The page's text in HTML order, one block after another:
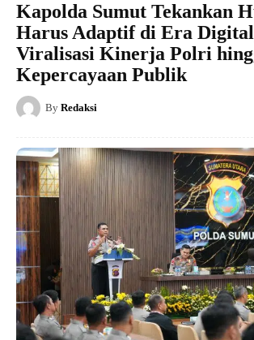
Kapolda Sumut Tekankan
Harus Adaptif di Era
Viralisasi Kinerja Polri
Kepercayaan Publik
By Redaksi